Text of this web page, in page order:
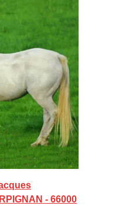
- 66000